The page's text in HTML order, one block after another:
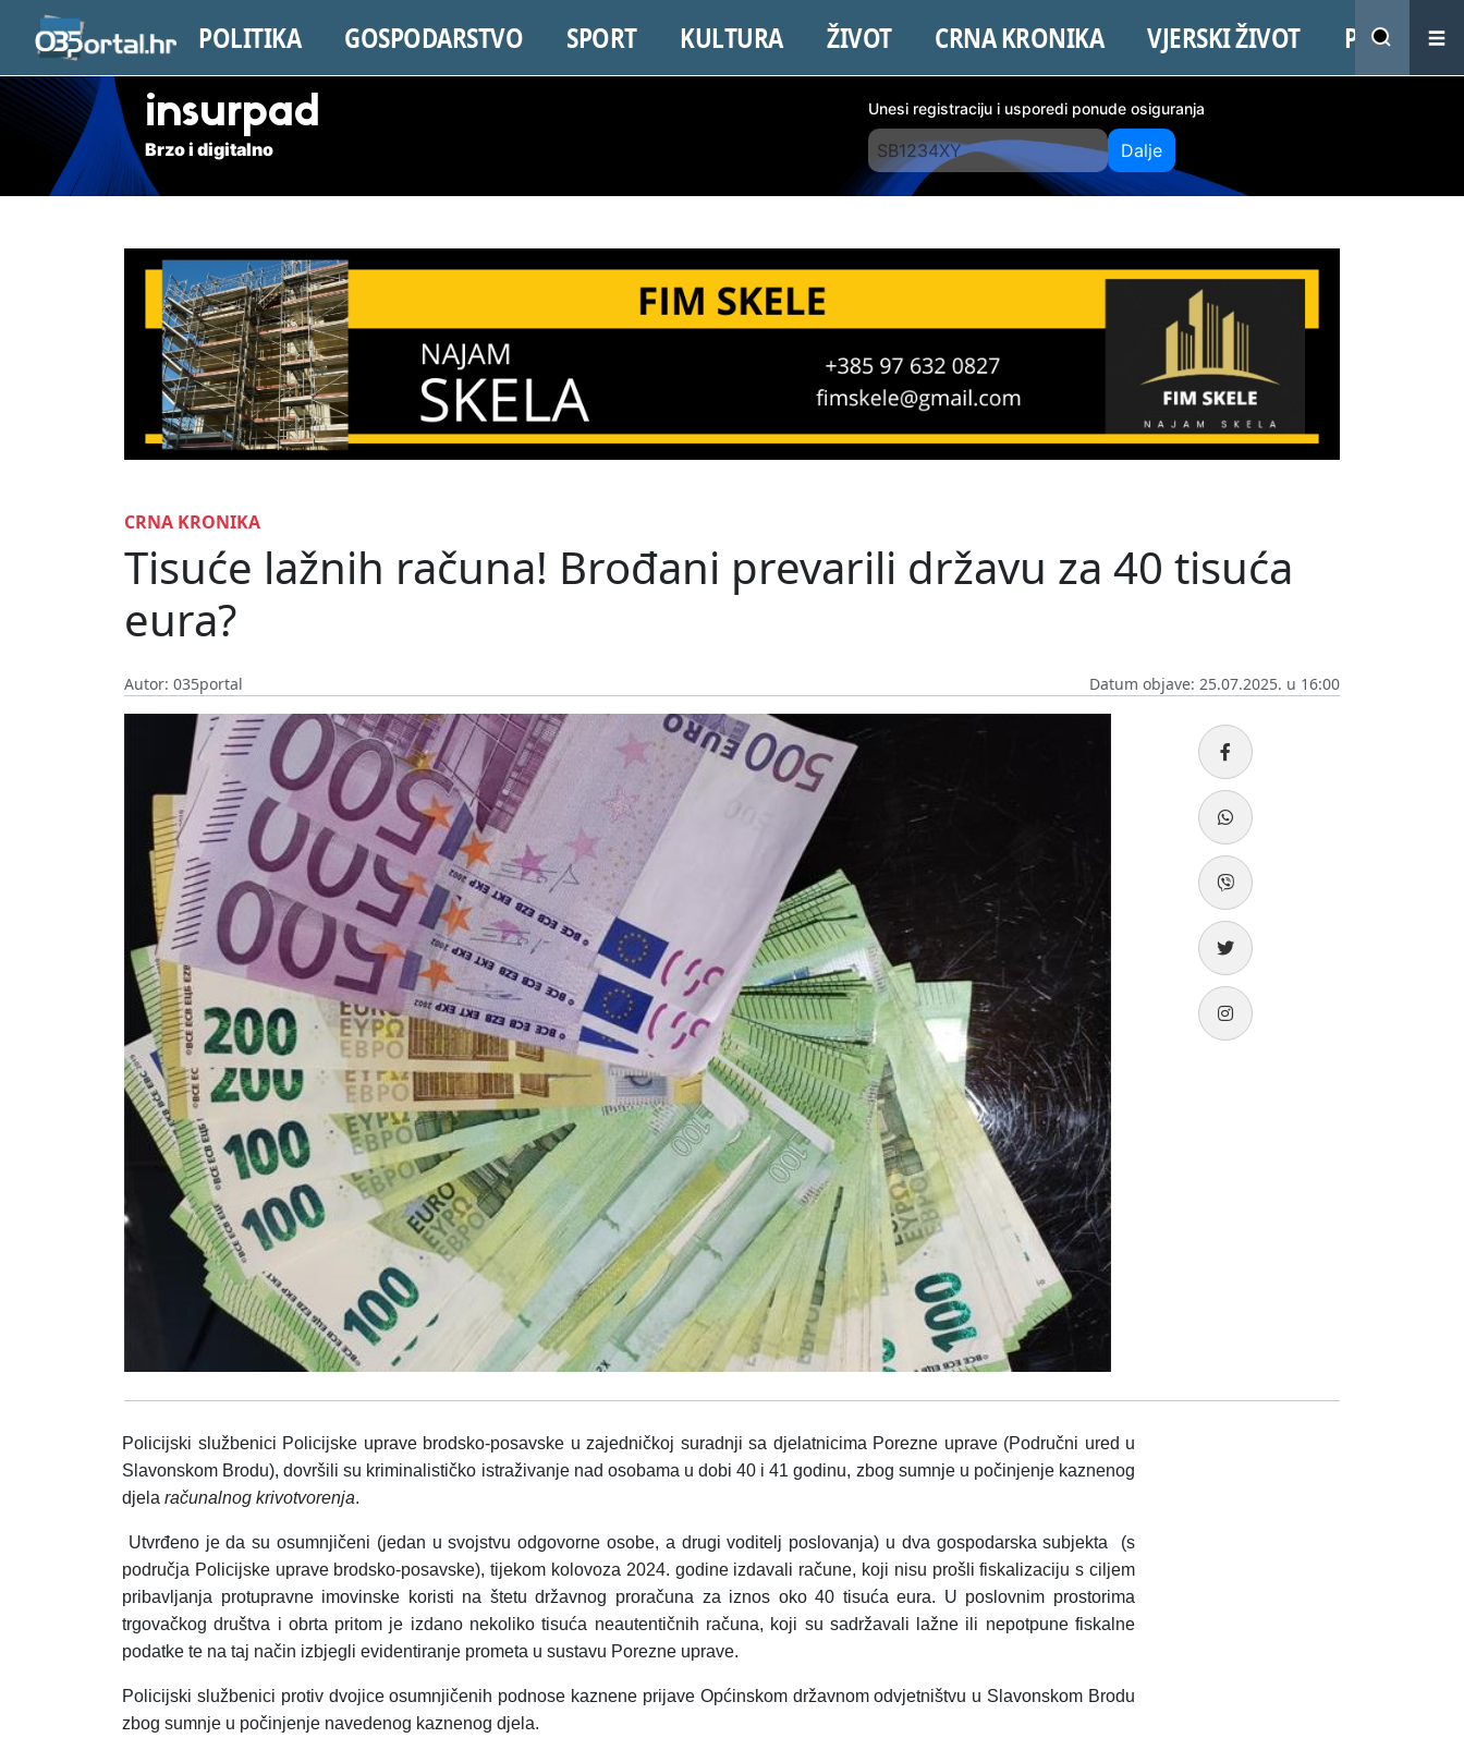
POLITIKA GOSPODARSTVO SPORT KULTURA ŽIVOT CRNA KRONIKA VJERSKI ŽIVOT PROMO
insurpad
Brzo i digitalno
Unesi registraciju i usporedi ponude osiguranja
Dalje
CRNA KRONIKA
Tisuće lažnih računa! Brođani prevarili državu za 40 tisuća
eura?
Autor: 035portal Datum objave: 25.07.2025. u 16:00
Policijski službenici Policijske uprave brodsko-posavske u zajedničkoj suradnji sa djelatnicima Porezne uprave (Područni ured u
Slavonskom Brodu), dovršili su kriminalističko istraživanje nad osobama u dobi 40 i 41 godinu, zbog sumnje u počinjenje kaznenog
djela računalnog krivotvorenja.
Utvrđeno je da su osumnjičeni (jedan u svojstvu odgovorne osobe, a drugi voditelj poslovanja) u dva gospodarska subjekta (s
područja Policijske uprave brodsko-posavske), tijekom kolovoza 2024. godine izdavali račune, koji nisu prošli fiskalizaciju s ciljem
pribavljanja protupravne imovinske koristi na štetu državnog proračuna za iznos oko 40 tisuća eura. U poslovnim prostorima
trgovačkog društva i obrta pritom je izdano nekoliko tisuća neautentičnih računa, koji su sadržavali lažne ili nepotpune fiskalne
podatke te na taj način izbjegli evidentiranje prometa u sustavu Porezne uprave.
Policijski službenici protiv dvojice osumnjičenih podnose kaznene prijave Općinskom državnom odvjetništvu u Slavonskom Brodu
zbog sumnje u počinjenje navedenog kaznenog djela.